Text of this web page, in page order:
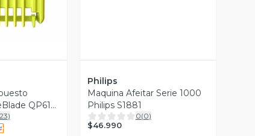
QP610-
23)
Philips
Maquina Afeitar Serie 1000
Philips S1881
0(0)
$46.990